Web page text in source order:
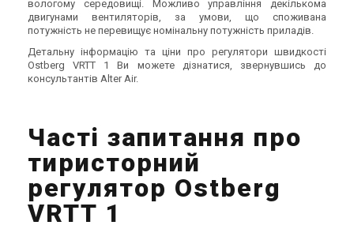
вологому середовищі. Можливо управління декількома
двигунами вентиляторів, за умови, що споживана
потужність не перевищує номінальну потужність приладів.
Детальну інформацію та ціни про регулятори швидкості
Ostberg VRTT 1 Ви можете дізнатися, звернувшись до
консультантів Alter Air.
Часті запитання про
тиристорний
регулятор Ostberg
VRTT 1